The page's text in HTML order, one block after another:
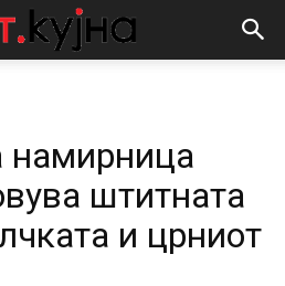
намирница
штитната
и црниот